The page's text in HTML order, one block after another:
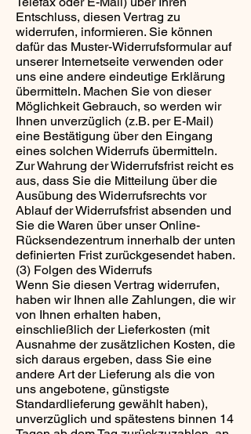
Entschluss, diesen Vertrag zu
widerrufen, informieren. Sie können
dafür das Muster-Widerrufsformular auf
unserer Internetseite verwenden oder
uns eine andere eindeutige Erklärung
übermitteln. Machen Sie von dieser
Möglichkeit Gebrauch, so werden wir
Ihnen unverzüglich (z.B. per E-Mail)
eine Bestätigung über den Eingang
eines solchen Widerrufs übermitteln.
Zur Wahrung der Widerrufsfrist reicht es
aus, dass Sie die Mitteilung über die
Ausübung des Widerrufsrechts vor
Ablauf der Widerrufsfrist absenden und
Sie die Waren über unser Online-
Rücksendezentrum innerhalb der unten
definierten Frist zurückgesendet haben.
(3) Folgen des Widerrufs
Wenn Sie diesen Vertrag widerrufen,
haben wir Ihnen alle Zahlungen, die wir
von Ihnen erhalten haben,
einschließlich der Lieferkosten (mit
Ausnahme der zusätzlichen Kosten, die
sich daraus ergeben, dass Sie eine
andere Art der Lieferung als die von
uns angebotene, günstigste
Standardlieferung gewählt haben),
unverzüglich und spätestens binnen 14